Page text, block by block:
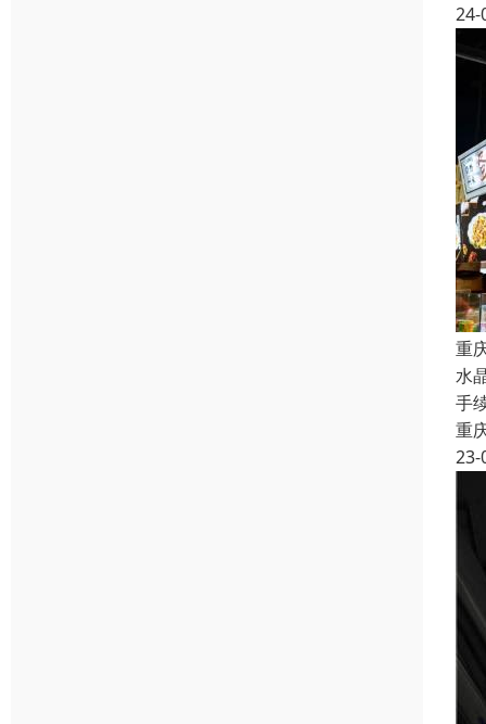
24-
重
水
手
重
23-